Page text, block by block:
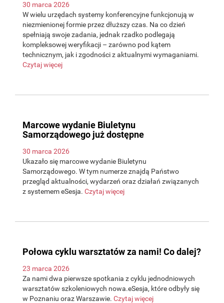
30 marca 2026
W wielu urzędach systemy konferencyjne funkcjonują w
niezmienionej formie przez dłuższy czas. Na co dzień
spełniają swoje zadania, jednak rzadko podlegają
kompleksowej weryfikacji – zarówno pod kątem
technicznym, jak i zgodności z aktualnymi wymaganiami.
Czytaj więcej
Marcowe wydanie Biuletynu
Samorządowego już dostępne
30 marca 2026
Ukazało się marcowe wydanie Biuletynu
Samorządowego. W tym numerze znajdą Państwo
przegląd aktualności, wydarzeń oraz działań związanych
z systemem eSesja. Czytaj więcej
Połowa cyklu warsztatów za nami! Co dalej?
23 marca 2026
Za nami dwa pierwsze spotkania z cyklu jednodniowych
warsztatów szkoleniowych nowa.eSesja, które odbyły się
w Poznaniu oraz Warszawie. Czytaj więcej